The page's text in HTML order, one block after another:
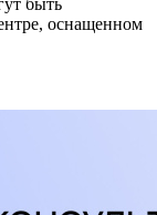
быть
оснащенном